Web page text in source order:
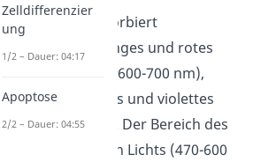
Chlorophyll a
absorbiert
hauptsächlich oranges und rotes
(Frequenzbereich: 600-700 nm),
sowie dunkelblaues und violettes
Licht (400-470 nm). Der Bereich des
grünen-grünblauen Lichts (470-600
Zelldifferenzier
ung
1/2 – Dauer: 04:17
Apoptose
2/2 – Dauer: 04:55